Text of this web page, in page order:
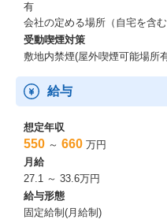
有
会社の定める場所（自宅を含む
受動喫煙対策
敷地内禁煙(屋外喫煙可能場所
給与
想定年収
550 ～ 660 万円
月給
27.1 ～ 33.6万円
給与形態
固定給制(月給制)